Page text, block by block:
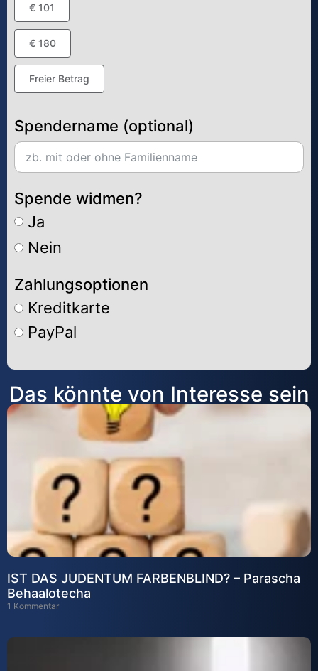
€ 101
€ 180
Freier Betrag
Spendername (optional)
Spende widmen?
Ja
Nein
Zahlungsoptionen
Kreditkarte
PayPal
Alternative:
Das könnte von Interesse sein
IST DAS JUDENTUM FARBENBLIND? – Parascha
Behaalotecha
1 Kommentar